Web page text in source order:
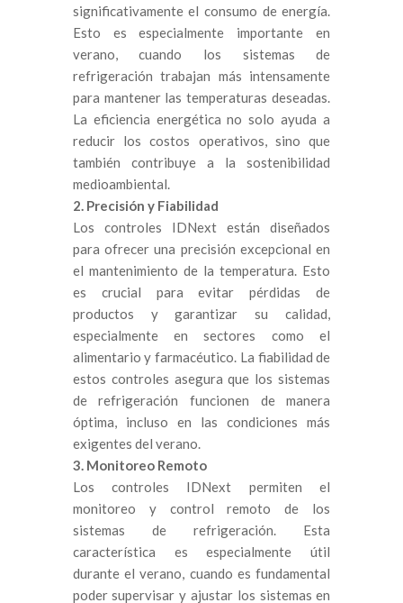
significativamente el consumo de energía.
Esto es especialmente importante en
verano, cuando los sistemas de
refrigeración trabajan más intensamente
para mantener las temperaturas deseadas.
La eficiencia energética no solo ayuda a
reducir los costos operativos, sino que
también contribuye a la sostenibilidad
medioambiental.
2. Precisión y Fiabilidad
Los controles IDNext están diseñados
para ofrecer una precisión excepcional en
el mantenimiento de la temperatura. Esto
es crucial para evitar pérdidas de
productos y garantizar su calidad,
especialmente en sectores como el
alimentario y farmacéutico. La fiabilidad de
estos controles asegura que los sistemas
de refrigeración funcionen de manera
óptima, incluso en las condiciones más
exigentes del verano.
3. Monitoreo Remoto
Los controles IDNext permiten el
monitoreo y control remoto de los
sistemas de refrigeración. Esta
característica es especialmente útil
durante el verano, cuando es fundamental
poder supervisar y ajustar los sistemas en